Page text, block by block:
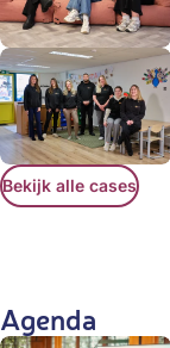
Bekijk alle cases
Agenda